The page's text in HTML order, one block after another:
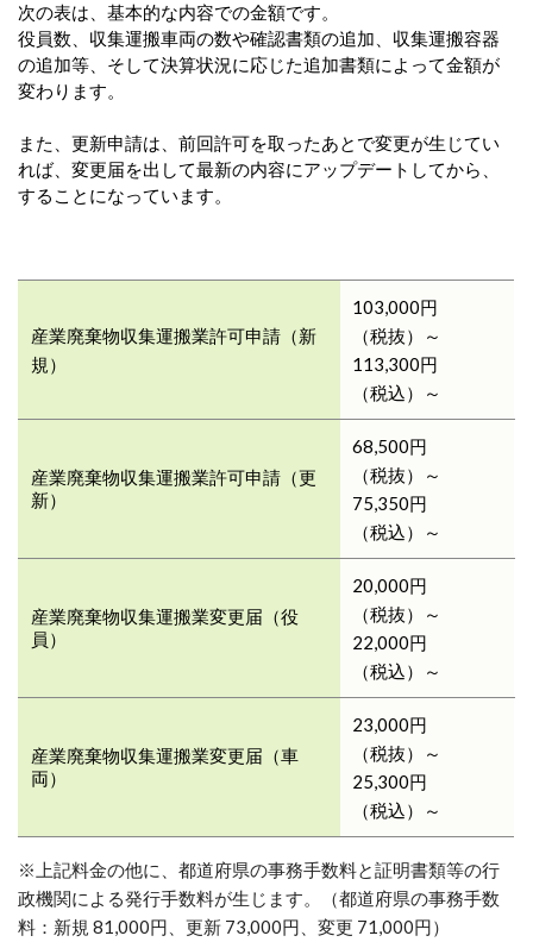
次の表は、基本的な内容での金額です。
役員数、収集運搬車両の数や確認書類の追加、収集運搬容器
の追加等、そして決算状況に応じた追加書類によって金額が
変わります。
また、更新申請は、前回許可を取ったあとで変更が生じてい
れば、変更届を出して最新の内容にアップデートしてから、
することになっています。
産業廃棄物収集運搬業許可申請（新
規）
103,000円
（税抜）～
113,300円
（税込）～
産業廃棄物収集運搬業許可申請（更
新）
68,500円
（税抜）～
75,350円
（税込）～
産業廃棄物収集運搬業変更届（役
員）
20,000円
（税抜）～
22,000円
（税込）～
産業廃棄物収集運搬業変更届（車
両）
23,000円
（税抜）～
25,300円
（税込）～
※上記料金の他に、都道府県の事務手数料と証明書類等の行
政機関による発行手数料が生じます。（都道府県の事務手数
料：新規 81,000円、更新 73,000円、変更 71,000円）